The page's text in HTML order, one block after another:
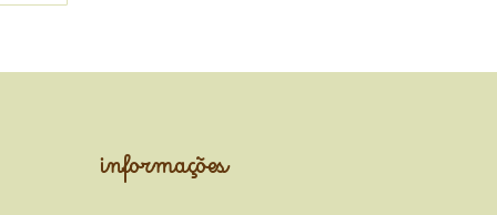
informações